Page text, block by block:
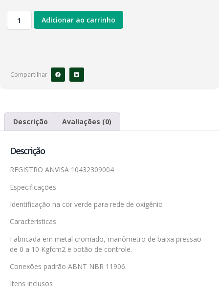
Adicionar ao carrinho
Compartilhar
Descrição Avaliações (0)
Descrição
REGISTRO ANVISA 10432309004
Especificações
Identificação na cor verde para rede de oxigênio
Características
Fabricada em metal cromado, manômetro de baixa pressão
de 0 a 10 Kgfcm2 e botão de controle.
Conexões padrão ABNT NBR 11906.
Itens inclusos